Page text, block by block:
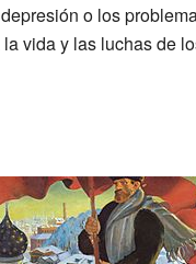
o los
vida y las luchas de